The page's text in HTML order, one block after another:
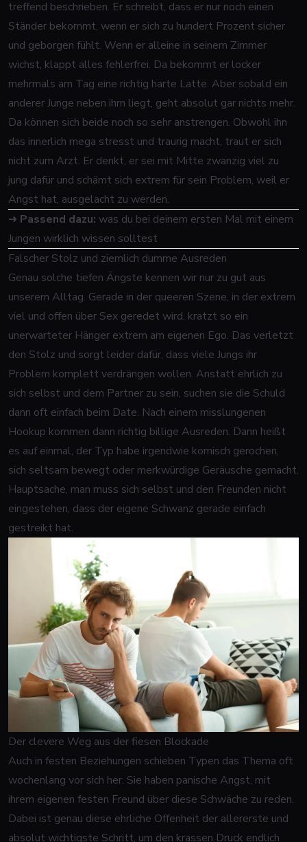
treffend beschrieben. Er schreibt, dass er nur noch einen
Ständer bekommt, wenn er sich zu hundert Prozent sicher
und geborgen fühlt. Wenn er alleine in seinem Zimmer
wichst, klappt alles fehlerfrei. Da bekommt er locker
mehrmals am Tag eine richtig harte Latte. Aber sobald ein
anderer Junge neben ihm liegt, geht absolut gar nichts mehr.
Da können sich beide noch so sehr anstrengen. Obwohl ihn
das innerlich mega stresst und traurig macht, traut er sich
nicht zum Arzt. Er denkt, er sei mit Mitte zwanzig viel zu
jung dafür und schämt sich extrem für sein Problem, weil er
Angst hat, ausgelacht zu werden.
➜ Passend dazu: was du bei deinem ersten Mal mit einem
Jungen wirklich wissen solltest
Falscher Stolz und ziemlich dumme Ausreden
Genau solche tiefen Ängste kennen wir nur zu gut aus
unserem Alltag. Gerade in der queeren Szene, in der extrem
viel und offen über Sex geredet wird, kratzt so ein
unerwarteter Hänger extrem am eigenen Ego. Das verletzt
den Stolz und sorgt leider dafür, dass viele Jungs ihr
Problem komplett verdrängen wollen. Anstatt ehrlich zu
sich selbst und dem Partner zu sein, suchen sie die Schuld
dann oft einfach beim Date. Nach einem misslungenen
Hookup kommen dann richtig billige Ausreden. Dann heißt
es auf einmal, der Typ habe irgendwie komisch gerochen,
sich seltsam bewegt oder merkwürdige Geräusche gemacht.
Hauptsache, man muss sich selbst und den Freunden nicht
eingestehen, dass der eigene Schwanz gerade einfach
gestreikt hat.
Der clevere Weg aus der fiesen Blockade
Auch in festen Beziehungen schieben Typen das Thema oft
wochenlang vor sich her. Sie haben panische Angst, mit
ihrem eigenen festen Freund über diese Schwäche zu reden.
Dabei ist genau diese ehrliche Offenheit der allererste und
absolut wichtigste Schritt, um den krassen Druck endlich